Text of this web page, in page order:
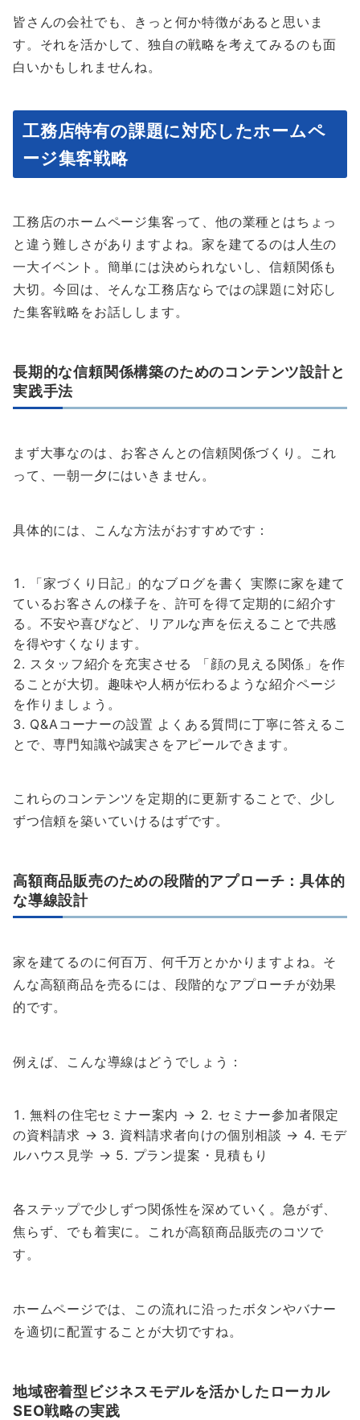
皆さんの会社でも、きっと何か特徴があると思いま
す。それを活かして、独自の戦略を考えてみるのも面
白いかもしれませんね。
工務店特有の課題に対応したホームペ
ージ集客戦略
工務店のホームページ集客って、他の業種とはちょっ
と違う難しさがありますよね。家を建てるのは人生の
一大イベント。簡単には決められないし、信頼関係も
大切。今回は、そんな工務店ならではの課題に対応し
た集客戦略をお話しします。
長期的な信頼関係構築のためのコンテンツ設計と
実践手法
まず大事なのは、お客さんとの信頼関係づくり。これ
って、一朝一夕にはいきません。
具体的には、こんな方法がおすすめです：
「家づくり日記」的なブログを書く 実際に家を建て
ているお客さんの様子を、許可を得て定期的に紹介す
る。不安や喜びなど、リアルな声を伝えることで共感
を得やすくなります。
スタッフ紹介を充実させる 「顔の見える関係」を作
ることが大切。趣味や人柄が伝わるような紹介ページ
を作りましょう。
Q&Aコーナーの設置 よくある質問に丁寧に答えるこ
とで、専門知識や誠実さをアピールできます。
これらのコンテンツを定期的に更新することで、少し
ずつ信頼を築いていけるはずです。
高額商品販売のための段階的アプローチ：具体的
な導線設計
家を建てるのに何百万、何千万とかかりますよね。そ
んな高額商品を売るには、段階的なアプローチが効果
的です。
例えば、こんな導線はどうでしょう：
無料の住宅セミナー案内 → 2. セミナー参加者限定
の資料請求 → 3. 資料請求者向けの個別相談 → 4. モデ
ルハウス見学 → 5. プラン提案・見積もり
各ステップで少しずつ関係性を深めていく。急がず、
焦らず、でも着実に。これが高額商品販売のコツで
す。
ホームページでは、この流れに沿ったボタンやバナー
を適切に配置することが大切ですね。
地域密着型ビジネスモデルを活かしたローカル
SEO戦略の実践